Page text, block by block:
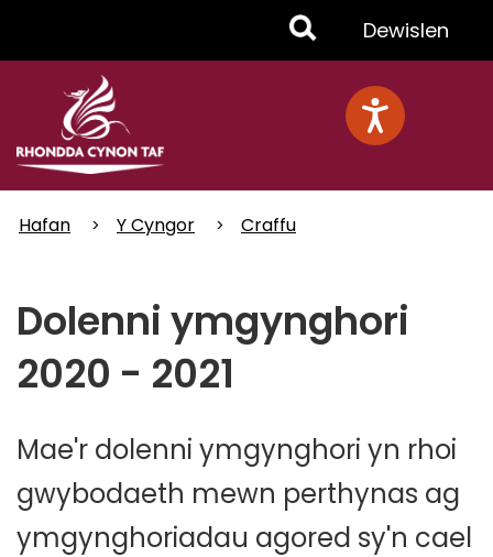
Toggle
Menu
Dewislen
Hafan Y Cyngor Craffu
Dolenni ym gynghori
2020 - 2021
Mae'r dolenni ymgynghori yn rhoi
gwybodaeth mewn perthynas ag
ymgynghoriadau agored sy'n cael